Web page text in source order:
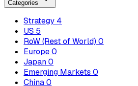
Categories
Strategy 4
US 5
RoW (Rest of World) 0
Europe0
Japan0
Emerging Markets 0
China0